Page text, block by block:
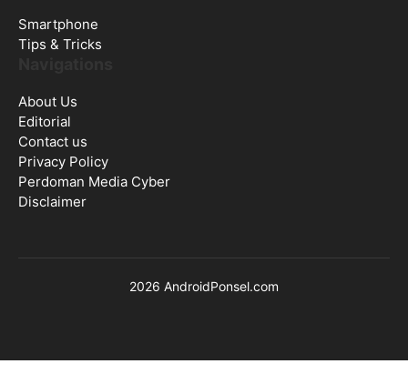
Smartphone
Tips & Tricks
About Us
Editorial
Contact us
Privacy Policy
Perdoman Media Cyber
Disclaimer
2026 AndroidPonsel.com